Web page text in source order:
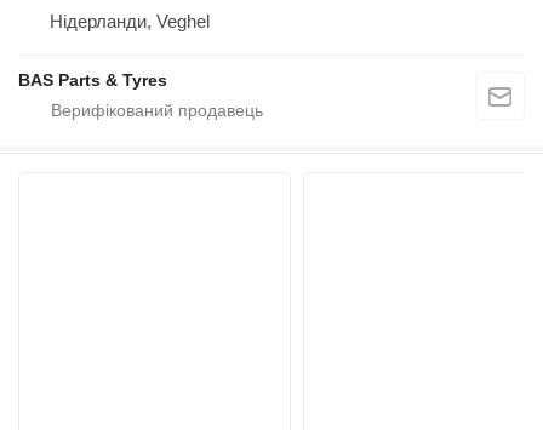
Нідерланди, Veghel
BAS Parts & Tyres